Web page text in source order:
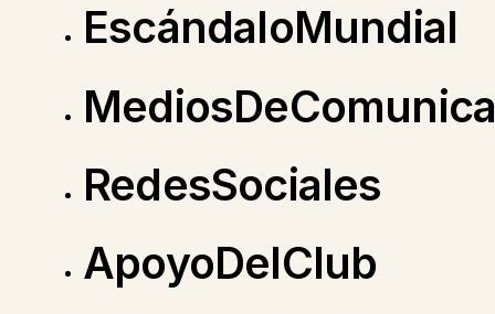
EscándaloMundial
RedesSociales
ApoyoDelClub